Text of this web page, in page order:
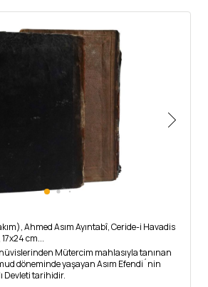
Ahmed Asım Ayıntabî, Ceride-i Havadis
cm...
Mütercim mahlasıyla tanınan
döneminde yaşayan Asım Efendi´nin
Devleti tarihidir.